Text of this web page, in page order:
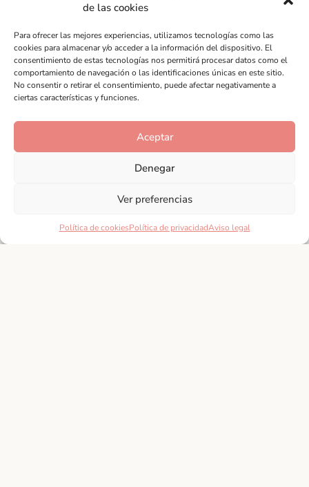
de las cookies
Para ofrecer las mejores experiencias, utilizamos tecnologías como las
cookies para almacenar y/o acceder a la información del dispositivo. El
consentimiento de estas tecnologías nos permitirá procesar datos como el
comportamiento de navegación o las identificaciones únicas en este sitio.
No consentir o retirar el consentimiento, puede afectar negativamente a
ciertas características y funciones.
Aceptar
Denegar
Ver preferencias
Política de cookiesPolítica de privacidadAviso legal
Provincia
Desde la espectacular Ronda hasta la encantadora
Nerja, pasando por la vibrante Marbella o la histórica
Antequera, la categoría "Provincia" es un espacio
para conocer y descubrir los tesoros ocultos de esta
región.
Conocer tradiciones
Andalucía